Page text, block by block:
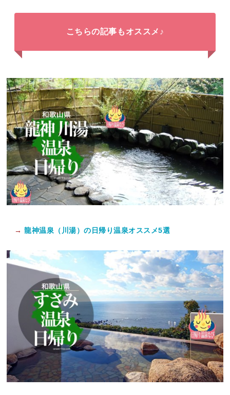
こちらの記事もオススメ♪
→ 龍神温泉（川湯）の日帰り温泉オススメ5選